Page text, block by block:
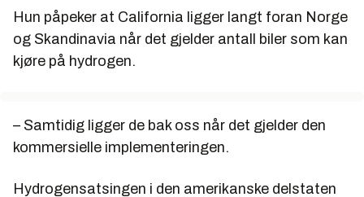
Hun påpeker at California ligger langt foran Norge
og Skandinavia når det gjelder antall biler som kan
kjøre på hydrogen.
– Samtidig ligger de bak oss når det gjelder den
kommersielle implementeringen.
Hydrogensatsingen i den amerikanske delstaten